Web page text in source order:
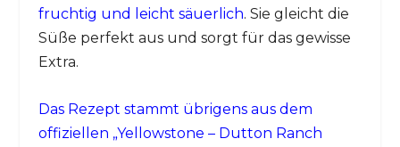
fruchtig und leicht säuerlich. Sie gleicht die
Süße perfekt aus und sorgt für das gewisse
Extra.
Das Rezept stammt übrigens aus dem
offiziellen „Yellowstone – Dutton Ranch